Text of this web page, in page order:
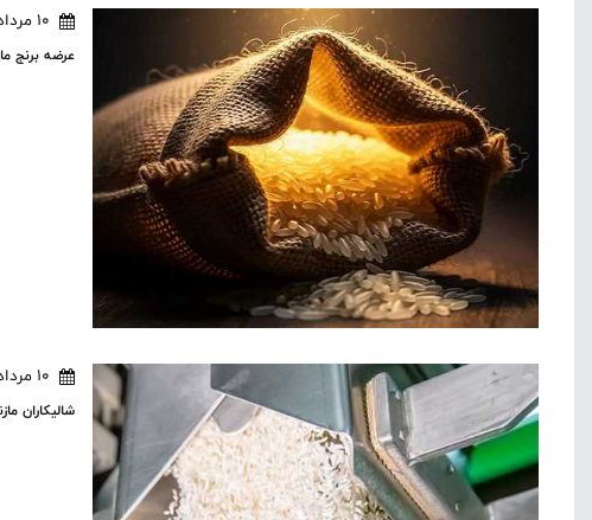
10 مرداد 1405
عرضه برنج
10 مرداد 1405
شالیکاران